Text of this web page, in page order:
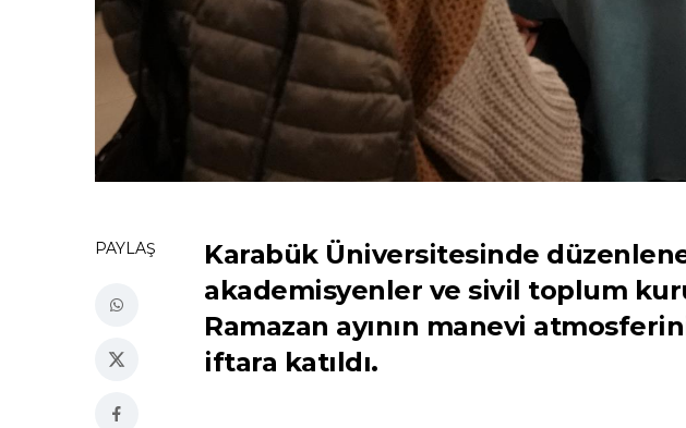
PAYLAŞ
Karabük Üniversitesinde
akademisyenler ve sivil toplum
Ramazan ayının manevi
iftara katıldı.